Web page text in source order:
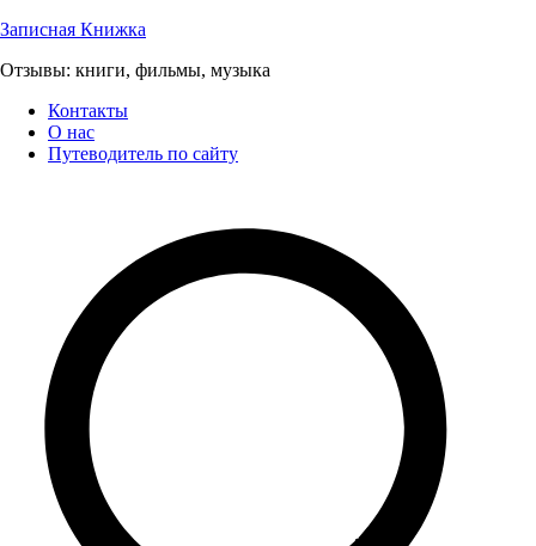
Перейти
содержимому
Записная Книжка
Отзывы: книги, фильмы, музыка
Контакты
О нас
Путеводитель по сайту